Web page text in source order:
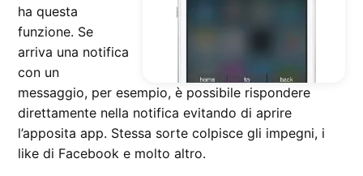
ha questa
funzione. Se
arriva una notifica
con un
messaggio, per esempio, è possibile rispondere
direttamente nella notifica evitando di aprire
l’apposita app. Stessa sorte colpisce gli impegni, i
like di Facebook e molto altro.